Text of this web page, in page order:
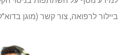
ביילור לרפואה, צור קשר (מוגן